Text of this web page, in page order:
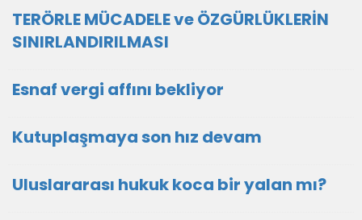
TERÖRLE MÜCADELE ve ÖZGÜRLÜKLERİN
SINIRLANDIRILMASI
Esnaf vergi affını bekliyor
Kutuplaşmaya son hız devam
Uluslararası hukuk koca bir yalan mı?